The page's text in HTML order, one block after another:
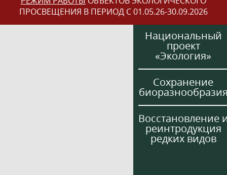
ПРОСВЕЩЕНИЯ В ПЕРИОД С 01.05.26-30.09.2026
Национальный
проект
«Экология»
Сохранение
Восстановление
реинтродукция
редких видов